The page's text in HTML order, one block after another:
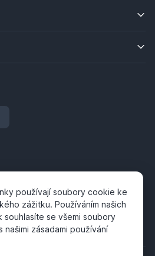
používají soubory cookie ke
zážitku. Používáním našich
se všemi soubory
našimi zásadami používání